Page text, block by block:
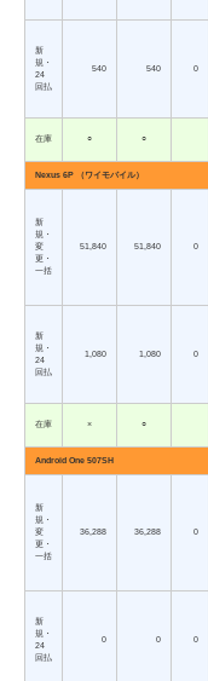
新
規・
24
回払
540 540 0
在庫 ○ ○
Nexus 6P （ワイモバイル）
新
規・
変
更・
一括
51,840 51,840 0
新
規・
24
回払
1,080 1,080 0
在庫 × ○
Android One 507SH
新
規・
変
更・
一括
36,288 36,288 0
新
規・
24
回払
0 0 0